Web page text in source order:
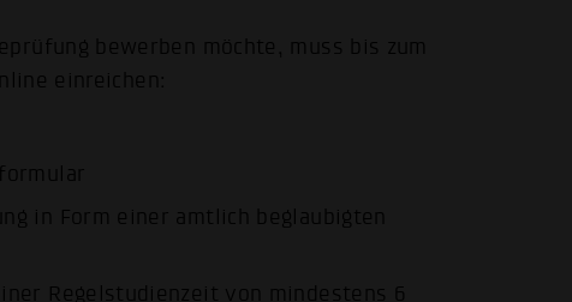
bewerben möchte, muss bis zum
einreichen:
in Form einer amtlich beglaubigten
Regelstudienzeit von mindestens 6